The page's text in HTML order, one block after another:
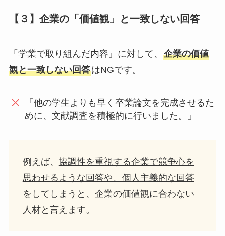
【３】企業の「価値観」と一致しない回答
「学業で取り組んだ内容」に対して、 企業の価値
観と一致しない回答はNGです。
「他の学生よりも早く卒業論文を完成させるた
めに、文献調査を積極的に行いました。」
例えば、 協調性を重視する企業で競争心を
思わせるような回答や、個人主義的な回答
をしてしまうと、企業の価値観に合わない
人材と言えます。